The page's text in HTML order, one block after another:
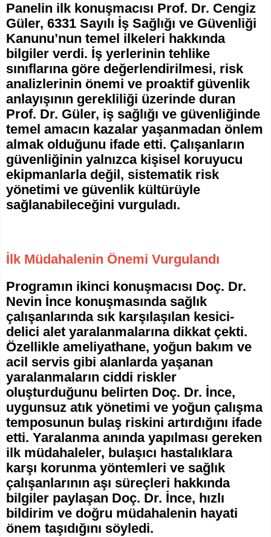
Panelin ilk konuşmacısı Prof. Dr. Cengiz
Güler, 6331 Sayılı İş Sağlığı ve Güvenliği
Kanunu’nun temel ilkeleri hakkında
bilgiler verdi. İş yerlerinin tehlike
sınıflarına göre değerlendirilmesi, risk
analizlerinin önemi ve proaktif güvenlik
anlayışının gerekliliği üzerinde duran
Prof. Dr. Güler, iş sağlığı ve güvenliğinde
temel amacın kazalar yaşanmadan önlem
almak olduğunu ifade etti. Çalışanların
güvenliğinin yalnızca kişisel koruyucu
ekipmanlarla değil, sistematik risk
yönetimi ve güvenlik kültürüyle
sağlanabileceğini vurguladı.
İlk Müdahalenin Önemi Vurgulandı
Programın ikinci konuşmacısı Doç. Dr.
Nevin İnce konuşmasında sağlık
çalışanlarında sık karşılaşılan kesici-
delici alet yaralanmalarına dikkat çekti.
Özellikle ameliyathane, yoğun bakım ve
acil servis gibi alanlarda yaşanan
yaralanmaların ciddi riskler
oluşturduğunu belirten Doç. Dr. İnce,
uygunsuz atık yönetimi ve yoğun çalışma
temposunun bulaş riskini artırdığını ifade
etti. Yaralanma anında yapılması gereken
ilk müdahaleler, bulaşıcı hastalıklara
karşı korunma yöntemleri ve sağlık
çalışanlarının aşı süreçleri hakkında
bilgiler paylaşan Doç. Dr. İnce, hızlı
bildirim ve doğru müdahalenin hayati
önem taşıdığını söyledi.